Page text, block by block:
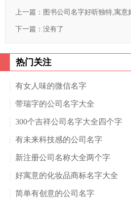
上一篇： 图书公司名字好听独特,寓意
下一篇：没有了
热门关注
有女人味的微信名字
带瑞字的公司名字大全
300个吉祥公司名字大全四个字
有未来科技感的公司名字
新注册公司名称大全两个字
好寓意的化妆品商标名字大全
简单有创意的公司名字